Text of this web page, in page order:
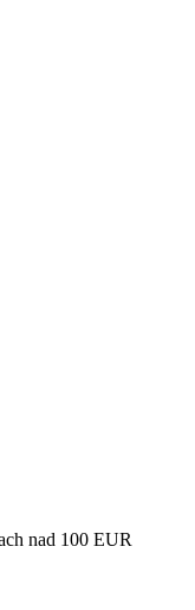
nad 100 EUR